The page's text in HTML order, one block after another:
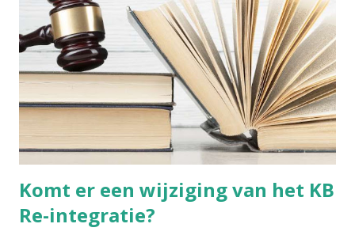
kaderen. De praktijk van voetinbinden heeft zich in China
ontwikkeld tijdens de Tang-dynastie (618-907 na Chr.). Het
hield in dat men bij jonge meisjes de voeten omzwachtelde.
De vier kleine tenen werden naar binnen geplooid en
braken uiteindelijk vanzelf. De grote teen bleef recht. Het
resultaat was een "lotusvoetje". Dit gold als een teken van
wels...
Komt er een wijziging van het KB
Re-integratie?